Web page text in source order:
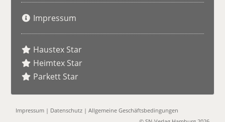
Impressum
Haustex Star
Heimtex Star
Parkett Star
Impressum | Datenschutz |Allgemeine Geschäftsbedingungen